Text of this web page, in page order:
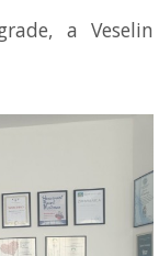
a Veselin